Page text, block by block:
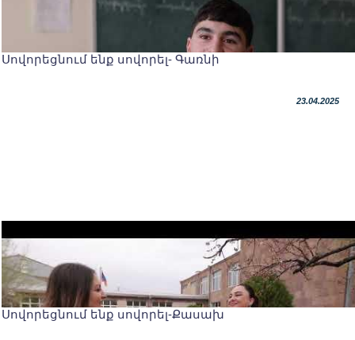
Սովորեցնում ենք սովորել- Գառնի
23.04.2025
Սովորեցնում ենք սովորել-Քասախ